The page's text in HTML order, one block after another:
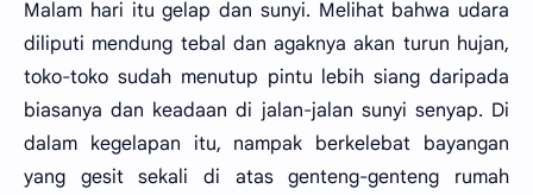
Malam hari itu gelap dan sunyi. Melihat bahwa udara
diliputi mendung tebal dan agaknya akan turun hujan,
toko-toko sudah menutup pintu lebih siang daripada
biasanya dan keadaan di jalan-jalan sunyi senyap. Di
dalam kegelapan itu, nampak berkelebat bayangan
yang gesit sekali di atas genteng-genteng rumah